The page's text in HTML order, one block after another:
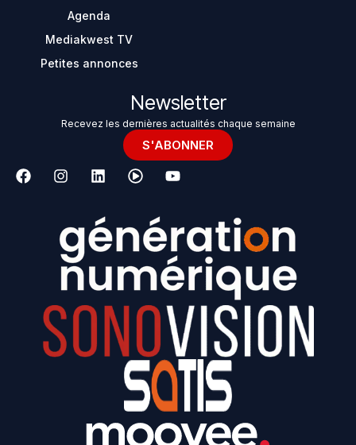
Agenda
Mediakwest TV
Petites annonces
Newsletter
Recevez les dernières actualités chaque semaine
S'ABONNER